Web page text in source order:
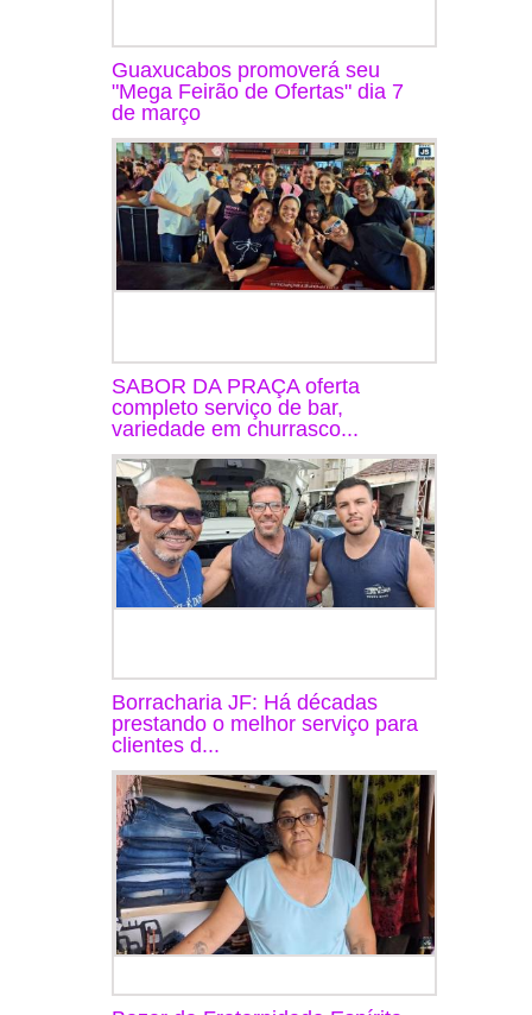
Guaxucabos promoverá seu
"Mega Feirão de Ofertas" dia 7
de março
SABOR DA PRAÇA oferta
completo serviço de bar,
variedade em churrasco...
Borracharia JF: Há décadas
prestando o melhor serviço para
clientes d...